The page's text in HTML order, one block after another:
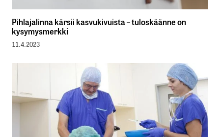
Pihlajalinna kärsii kasvukivuista – tuloskäänne on
kysymysmerkki
11.4.2023